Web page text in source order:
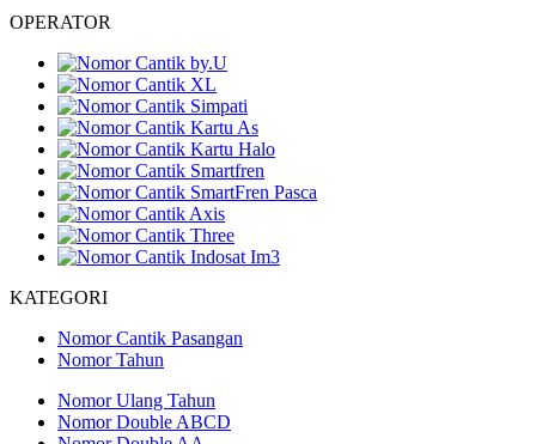
OPERATOR
KATEGORI
Nomor Cantik Pasangan
Nomor Tahun
Nomor Ulang Tahun
Nomor Double ABCD